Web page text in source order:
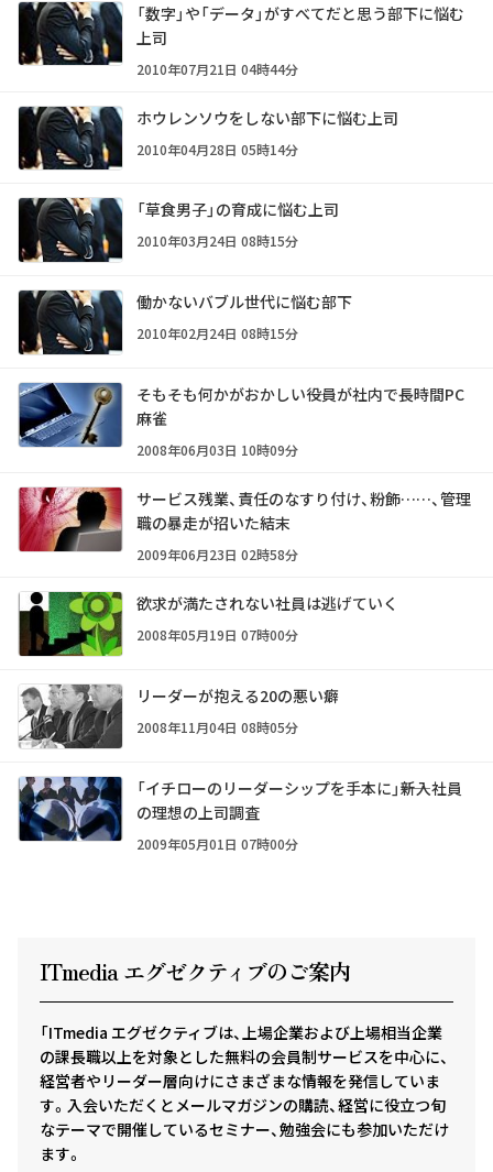
「数字」や「データ」がすべてだと思う部下に悩む
上司
2010年07月21日 04時44分
ホウレンソウをしない部下に悩む上司
2010年04月28日 05時14分
「草食男子」の育成に悩む上司
2010年03月24日 08時15分
働かないバブル世代に悩む部下
2010年02月24日 08時15分
そもそも何かがおかしい――役員が社内で長時間PC
麻雀
2008年06月03日 10時09分
サービス残業、責任のなすり付け、粉飾……、管理
職の暴走が招いた結末
2009年06月23日 02時58分
欲求が満たされない社員は逃げていく
2008年05月19日 07時00分
リーダーが抱える20の悪い癖
2008年11月04日 08時05分
「イチローのリーダーシップを手本に」――新入社員
の理想の上司調査
2009年05月01日 07時00分
ITmedia エグゼクティ ブのご案内
「ITmedia エグゼクティブは、上場企業および上場相当企業
の課長職以上を対象とした無料の会員制サービスを中心に、
経営者やリーダー層向けにさまざまな情報を発信していま
す。入会いただくとメールマガジンの購読、経営に役立つ旬
なテーマで開催しているセミナー、勉強会にも参加いただけ
ます。